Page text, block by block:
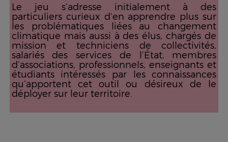
Le jeu s’adresse initialement à des
particuliers curieux d’en apprendre plus sur
les problématiques liées au changement
climatique mais aussi à des élus, chargés de
mission et techniciens de collectivités,
salariés des services de l’État, membres
d’associations, professionnels, enseignants et
étudiants intéressés par les connaissances
qu’apportent cet outil ou désireux de le
déployer sur leur territoire.